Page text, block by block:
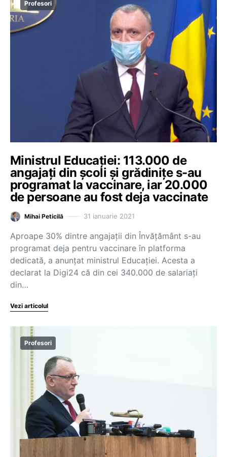
Profesori
Ministrul Educației: 113.000 de
angajați din școli și grădinițe s-au
programat la vaccinare, iar 20.000
de persoane au fost deja vaccinate
Mihai Peticilă 31 ianuarie 2021
Aproape 30% dintre angajații din Învățământ s-au
programat deja pentru vaccinare în platforma
dedicată, a anunțat ministrul Educației. Acesta a
declarat la Digi24 că din cei 340.000 de salariați
din…
Vezi articolul
Profesori